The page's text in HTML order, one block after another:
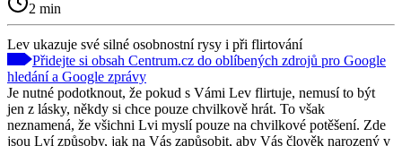
2 min
Lev ukazuje své silné osobnostní rysy i při flirtování
Přidejte si obsah Centrum.cz do oblíbených zdrojů pro Google
hledání a Google zprávy
Je nutné podotknout, že pokud s Vámi Lev flirtuje, nemusí to být
jen z lásky, někdy si chce pouze chvilkově hrát. To však
neznamená, že všichni Lvi myslí pouze na chvilkové potěšení. Zde
jsou Lví způsoby, jak na Vás zapůsobit, aby Vás člověk narozený v